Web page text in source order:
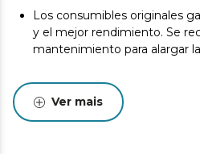
Los consumibles originales
y el mejor rendimiento. Se
mantenimiento para alargar
Ver mais